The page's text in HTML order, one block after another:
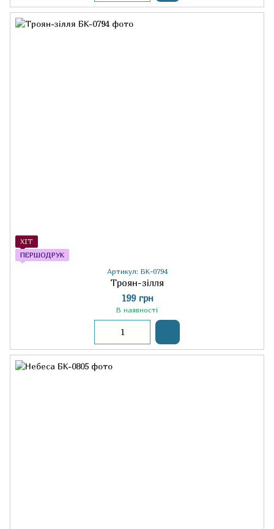
ХІТ
ПЕРШОДРУК
Артикул: БК-0794
Троян-зілля
199 грн
В наявності